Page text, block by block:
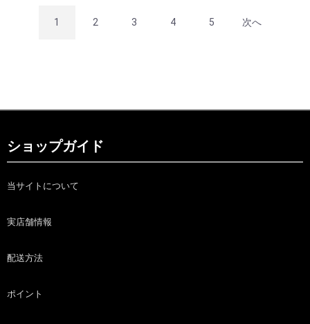
1 2 3 4 5 次へ
ショップガイド
当サイトについて
実店舗情報
配送方法
ポイント